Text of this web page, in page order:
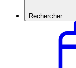
Rechercher